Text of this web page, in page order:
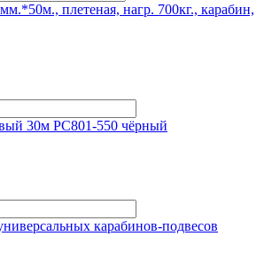
плетеная, нагр. 700кг., карабин,
30м PC801-550 чёрный
карабинов-подвесов